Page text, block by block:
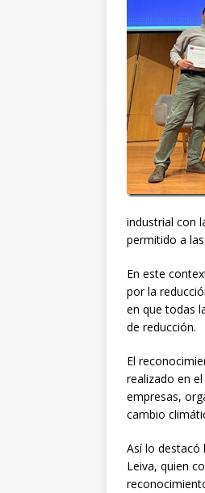
industrial con
permitido a
En este
por la
en que todas
de reducción.
El
realizado en
empresas,
cambio
Así lo destacó
Leiva, quien